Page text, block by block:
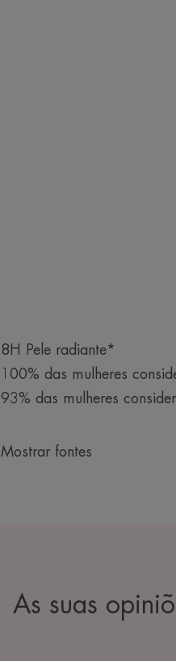
8H Pele radiante*
100% das mulheres
93% das mulheres
Mostrar fontes
As suas